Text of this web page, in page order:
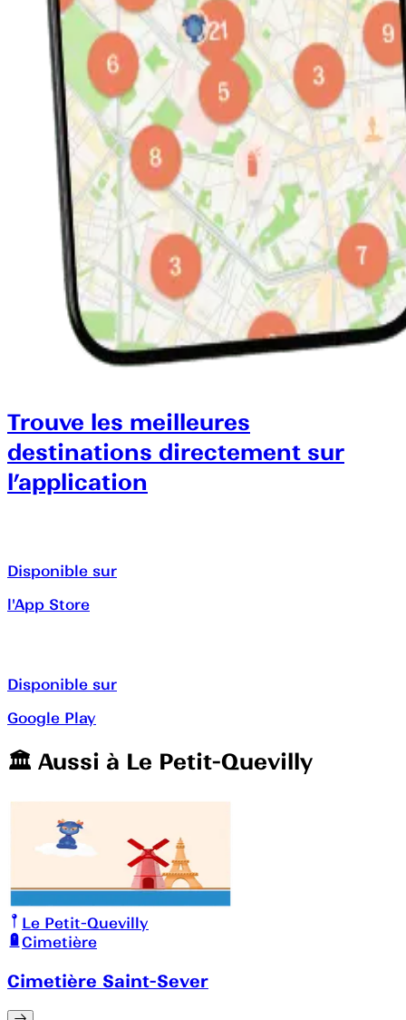
Trouve les meilleures
destinations directement sur
l’application
Disponible sur
l'App Store
Disponible sur
Google Play
🏛️️ Aussi à Le Petit-Quevilly
Le Petit-Quevilly
Cimetière
Cimetière Saint-Sever